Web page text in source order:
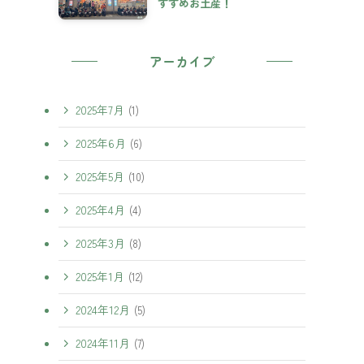
アーカイブ
2025年7月 (1)
2025年6月 (6)
2025年5月 (10)
2025年4月 (4)
2025年3月 (8)
2025年1月 (12)
2024年12月 (5)
2024年11月 (7)